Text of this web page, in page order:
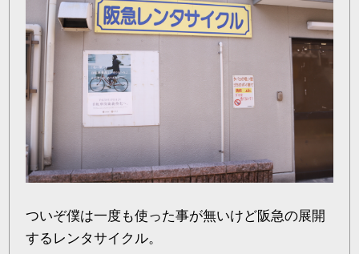
ついぞ僕は一度も使った事が無いけど阪急の展開
するレンタサイクル。